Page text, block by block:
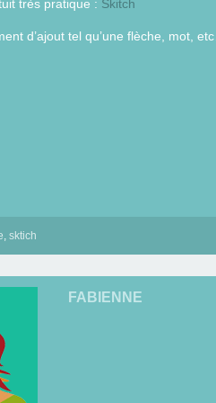
très pratique : Skitch
d’ajout tel qu’une flèche, mot,
, sktich
FABIENNE